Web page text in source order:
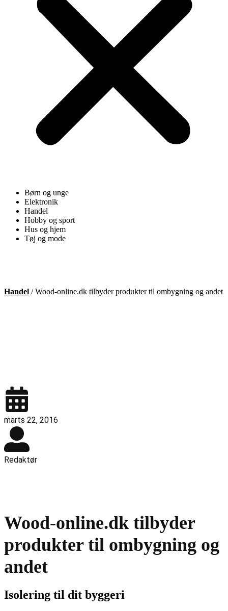
Børn og unge
Elektronik
Handel
Hobby og sport
Hus og hjem
Tøj og mode
Handel /Wood-online.dk tilbyder produkter til ombygning og andet
marts 22, 2016
Redaktør
Wood-online.dk tilbyder
produkter til ombygning og
andet
Isolering til dit byggeri